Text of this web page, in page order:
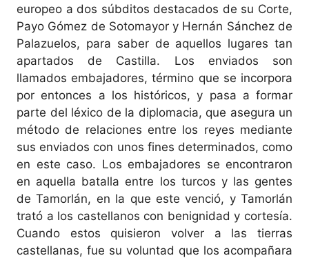
europeo a dos súbditos destacados de su Corte,
Payo Gómez de Sotomayor y Hernán Sánchez de
Palazuelos, para saber de aquellos lugares tan
apartados de Castilla. Los enviados son
llamados embajadores, término que se incorpora
por entonces a los históricos, y pasa a formar
parte del léxico de la diplomacia, que asegura un
método de relaciones entre los reyes mediante
sus enviados con unos fines determinados, como
en este caso. Los embajadores se encontraron
en aquella batalla entre los turcos y las gentes
de Tamorlán, en la que este venció, y Tamorlán
trató a los castellanos con benignidad y cortesía.
Cuando estos quisieron volver a las tierras
castellanas, fue su voluntad que los acompañara